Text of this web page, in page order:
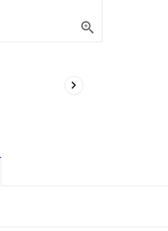

